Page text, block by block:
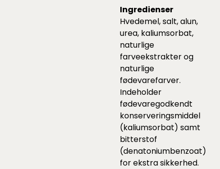
Ingredienser
Hvedemel, salt, alun,
urea, kaliumsorbat,
naturlige
farveekstrakter og
naturlige
fødevarefarver.
Indeholder
fødevaregodkendt
konserveringsmiddel
(kaliumsorbat) samt
bitterstof
(denatoniumbenzoat)
for ekstra sikkerhed.